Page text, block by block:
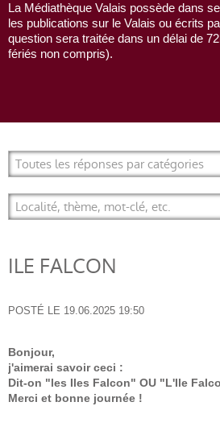
La Médiathèque Valais possède dans
les publications sur le Valais ou écrits
question sera traitée dans un délai de
fériés non compris).
ILE FALCON
POSTÉ LE 19.06.2025 19:50
Bonjour,
j'aimerai savoir ceci :
Dit-on "les Iles Falcon" OU "L'Ile
Merci et bonne journée !